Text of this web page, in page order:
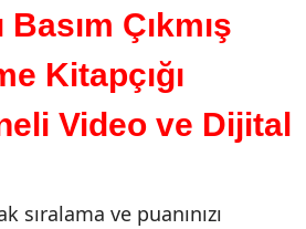
Basım Çıkmış
Kitapçığı
Video ve Dijital
sıralama ve puanınızı